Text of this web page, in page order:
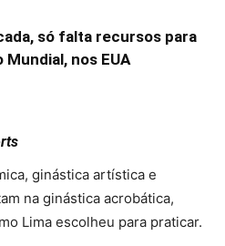
só falta recursos para
nos EUA
ginástica artística e
na ginástica acrobática,
Lima escolheu para praticar.